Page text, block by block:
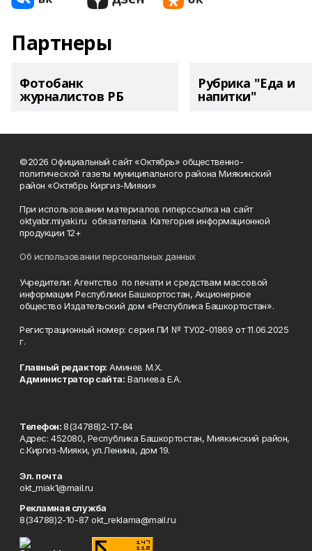
Партнеры
Фотобанк
журналистов РБ
Рубрика "Еда и
напитки"
©2026 Официальный сайт «Октябрь» общественно-
политической газеты муниципального района Миякинский
район «Октябрь Киргиз-Мияки»
При использовании материалов гиперссылка на сайт
oktyabr.miyaki.ru обязательна. Категория информационной
продукции 12+
Об использовании персональных данных
Учредители: Агентство по печати и средствам массовой
информации Республики Башкортостан, Акционерное
общество Издательский дом «Республика Башкортостан».
Регистрационный номер: серия ПИ № ТУ02-01869 от 11.06.2025
г.
Главный редактор: Аминев М.Х.
Администратор сайта: Валиева Е.А.
Телефон:8(34788)2-17-84
Адрес: 452080, Республика Башкортостан, Миякинский район,
с.Киргиз-Мияки, ул.Ленина, дом 19.
Эл. почта
okt_miak1@mail.ru
Рекламная служба
8(34788)2-10-87 okt_reklama@mail.ru